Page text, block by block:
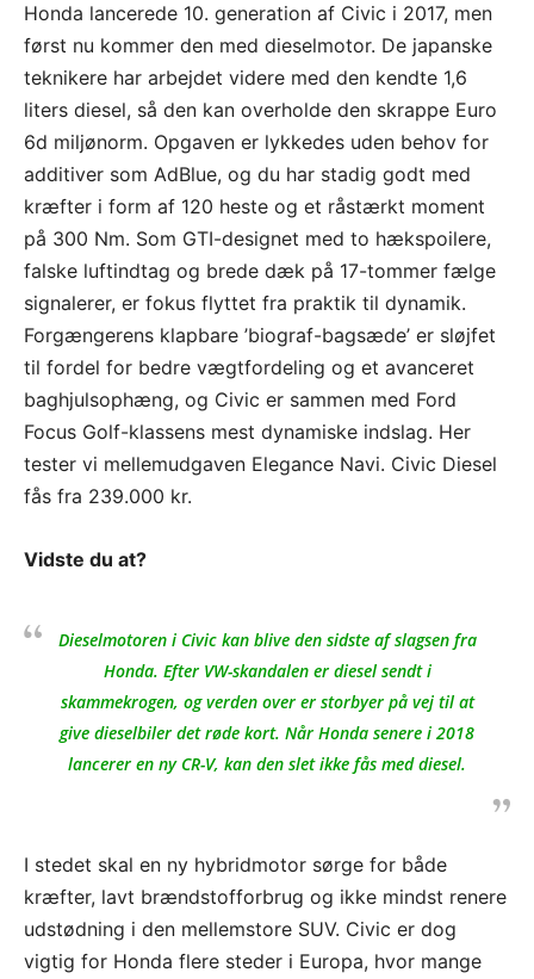
Honda lancerede 10. generation af Civic i 2017, men
først nu kommer den med dieselmotor. De japanske
teknikere har arbejdet videre med den kendte 1,6
liters diesel, så den kan overholde den skrappe Euro
6d miljønorm. Opgaven er lykkedes uden behov for
additiver som AdBlue, og du har stadig godt med
kræfter i form af 120 heste og et råstærkt moment
på 300 Nm. Som GTI-designet med to hækspoilere,
falske luftindtag og brede dæk på 17-tommer fælge
signalerer, er fokus flyttet fra praktik til dynamik.
Forgængerens klapbare ’biograf-bagsæde’ er sløjfet
til fordel for bedre vægtfordeling og et avanceret
baghjulsophæng, og Civic er sammen med Ford
Focus Golf-klassens mest dynamiske indslag. Her
tester vi mellemudgaven Elegance Navi. Civic Diesel
fås fra 239.000 kr.
Vidste du at?
Dieselmotoren i Civic kan blive den sidste af slagsen fra
Honda. Efter VW-skandalen er diesel sendt i
skammekrogen, og verden over er storbyer på vej til at
give dieselbiler det røde kort. Når Honda senere i 2018
lancerer en ny CR-V, kan den slet ikke fås med diesel.
I stedet skal en ny hybridmotor sørge for både
kræfter, lavt brændstofforbrug og ikke mindst renere
udstødning i den mellemstore SUV. Civic er dog
vigtig for Honda flere steder i Europa, hvor mange